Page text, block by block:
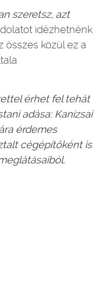
szeretsz, azt
idézhetnénk
összes közül ez a
érhet fel tehát
adása: Kanizsai
érdemes
cégépítőként is